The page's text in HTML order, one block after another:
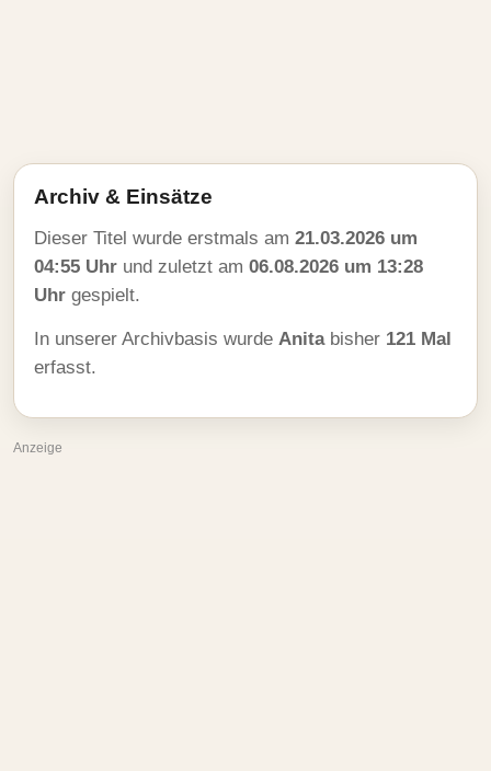
Archiv & Einsätze
Dieser Titel wurde erstmals am 21.03.2026 um
04:55 Uhr und zuletzt am 06.08.2026 um 13:28
Uhr gespielt.
In unserer Archivbasis wurde Anitabisher 121 Mal
erfasst.
Anzeige